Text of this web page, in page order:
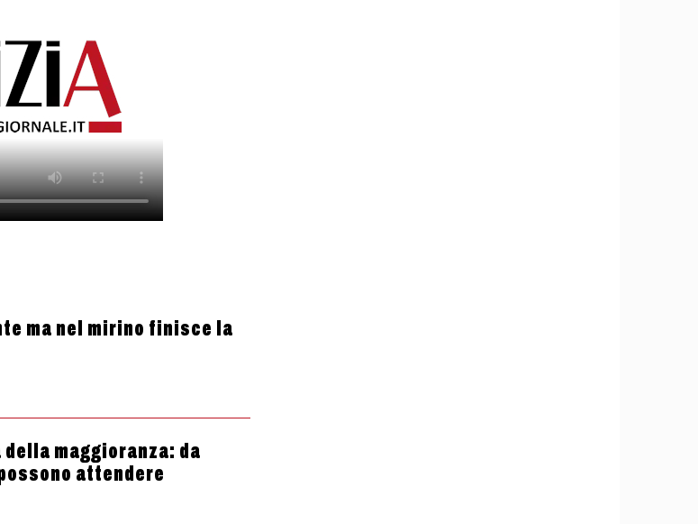
ma nel mirino finisce la
maggioranza: da
attendere